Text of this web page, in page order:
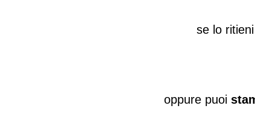
se lo
oppure puoi